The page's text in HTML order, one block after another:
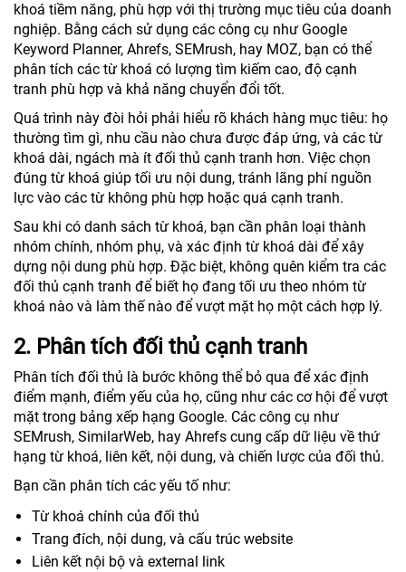
khoá tiềm năng, phù hợp với thị trường mục tiêu của doanh
nghiệp. Bằng cách sử dụng các công cụ như Google
Keyword Planner, Ahrefs, SEMrush, hay MOZ, bạn có thể
phân tích các từ khoá có lượng tìm kiếm cao, độ cạnh
tranh phù hợp và khả năng chuyển đổi tốt.
Quá trình này đòi hỏi phải hiểu rõ khách hàng mục tiêu: họ
thường tìm gì, nhu cầu nào chưa được đáp ứng, và các từ
khoá dài, ngách mà ít đối thủ cạnh tranh hơn. Việc chọn
đúng từ khoá giúp tối ưu nội dung, tránh lãng phí nguồn
lực vào các từ không phù hợp hoặc quá cạnh tranh.
Sau khi có danh sách từ khoá, bạn cần phân loại thành
nhóm chính, nhóm phụ, và xác định từ khoá dài để xây
dựng nội dung phù hợp. Đặc biệt, không quên kiểm tra các
đối thủ cạnh tranh để biết họ đang tối ưu theo nhóm từ
khoá nào và làm thế nào để vượt mặt họ một cách hợp lý.
2. Phân tích đối thủ cạnh tranh
Phân tích đối thủ là bước không thể bỏ qua để xác định
điểm mạnh, điểm yếu của họ, cũng như các cơ hội để vượt
mặt trong bảng xếp hạng Google. Các công cụ như
SEMrush, SimilarWeb, hay Ahrefs cung cấp dữ liệu về thứ
hạng từ khoá, liên kết, nội dung, và chiến lược của đối thủ.
Bạn cần phân tích các yếu tố như:
Từ khoá chính của đối thủ
Trang đích, nội dung, và cấu trúc website
Liên kết nội bộ và external link